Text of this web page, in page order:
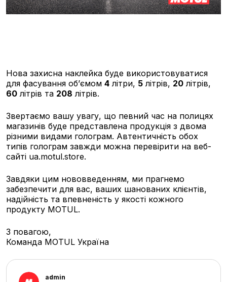
admin
Нова захисна наклейка буде використовуватися
для фасування об’ємом 4 літри, 5 літрів, 20 літрів,
60 літрів та 208 літрів.
Звертаємо вашу увагу, що певний час на полицях
магазинів буде представлена продукція з двома
різними видами голограм. Автентичність обох
типів голограм завжди можна перевірити на веб-
сайті ua.motul.store.
Завдяки цим нововведенням, ми прагнемо
забезпечити для вас, ваших шанованих клієнтів,
надійність та впевненість у якості кожного
продукту MOTUL.
З повагою,
Команда MOTUL Україна